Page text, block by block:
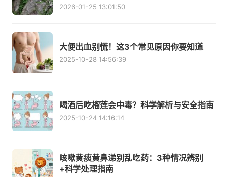
2026-01-25 13:01:50
大便出血别慌！这3个常见原因你要知道
2025-10-28 14:56:39
喝酒后吃榴莲会中毒？科学解析与安全指南
2025-10-24 14:16:14
咳嗽黄痰黄鼻涕别乱吃药：3种情况辨别
+科学处理指南